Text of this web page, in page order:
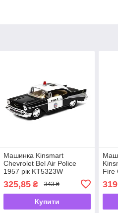
Машинка Kinsmart
Chevrolet Bel Air Police
1957 рік KT5323W
325,85₴ 343 ₴
Купити
Fire